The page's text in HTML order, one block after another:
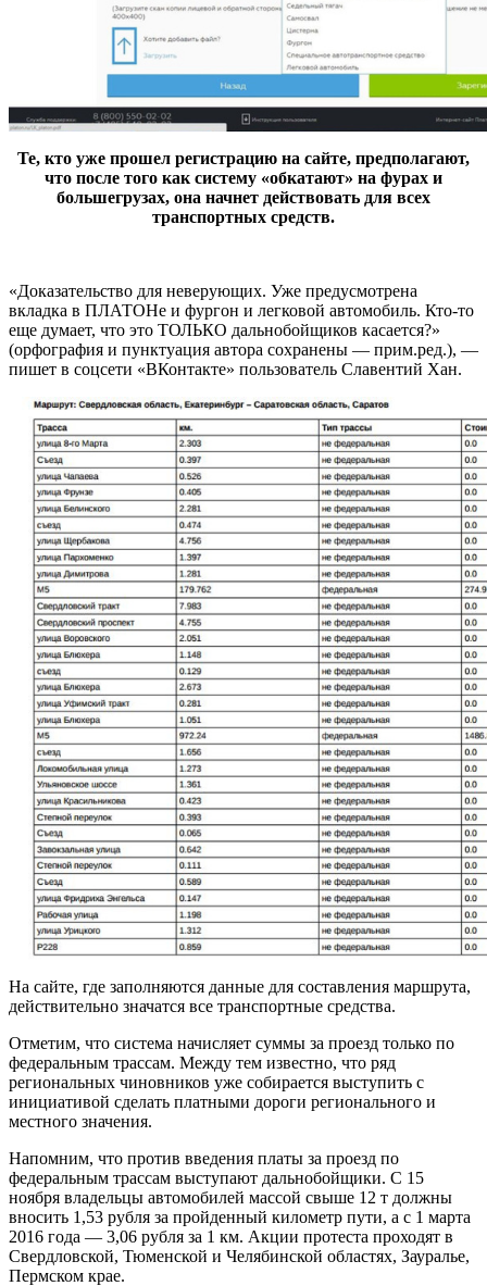
Те, кто уже прошел регистрацию на сайте, предполагают,
что после того как систему «обкатают» на фурах и
большегрузах, она начнет действовать для всех
транспортных средств.
«Доказательство для неверующих. Уже предусмотрена
вкладка в ПЛАТОНе и фургон и легковой автомобиль. Кто-то
еще думает, что это ТОЛЬКО дальнобойщиков касается?»
(орфография и пунктуация автора сохранены — прим.ред.), —
пишет в соцсети «ВКонтакте» пользователь Славентий Хан.
На сайте, где заполняются данные для составления маршрута,
действительно значатся все транспортные средства.
Отметим, что система начисляет суммы за проезд только по
федеральным трассам. Между тем известно, что ряд
региональных чиновников уже собирается выступить с
инициативой сделать платными дороги регионального и
местного значения.
Напомним, что против введения платы за проезд по
федеральным трассам выступают дальнобойщики. С 15
ноября владельцы автомобилей массой свыше 12 т должны
вносить 1,53 рубля за пройденный километр пути, а с 1 марта
2016 года — 3,06 рубля за 1 км. Акции протеста проходят в
Свердловской, Тюменской и Челябинской областях, Зауралье,
Пермском крае.